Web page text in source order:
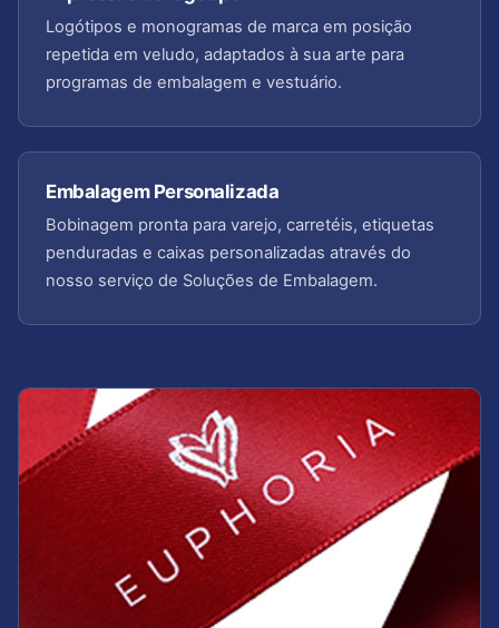
Logótipos e monogramas de marca em posição
repetida em veludo, adaptados à sua arte para
programas de embalagem e vestuário.
Embalagem Personalizada
Bobinagem pronta para varejo, carretéis, etiquetas
penduradas e caixas personalizadas através do
nosso serviço de Soluções de Embalagem.